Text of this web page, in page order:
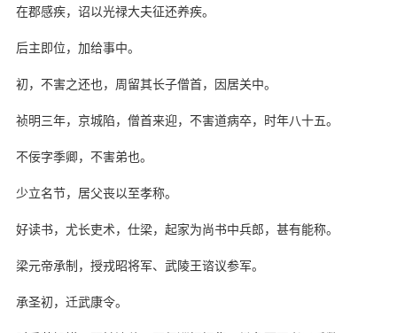
在郡感疾，诏以光禄大夫征还养疾。
后主即位，加给事中。
初，不害之还也，周留其长子僧首，因居关中。
祯明三年，京城陷，僧首来迎，不害道病卒，时年八十五。
不佞字季卿，不害弟也。
少立名节，居父丧以至孝称。
好读书，尤长吏术，仕梁，起家为尚书中兵郎，甚有能称。
梁元帝承制，授戎昭将军、武陵王谘议参军。
承圣初，迁武康令。